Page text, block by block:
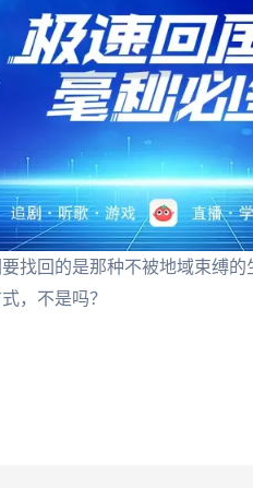
找回的是那种不被地域束缚的
，不是吗？